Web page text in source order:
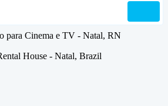
para Cinema e TV - Natal, RN
House - Natal, Brazil